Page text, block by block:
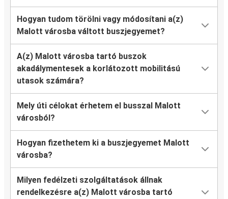
Hogyan tudom törölni vagy módosítani a(z)
Malott városba váltott buszjegyemet?
A(z) Malott városba tartó buszok
akadálymentesek a korlátozott mobilitású
utasok számára?
Mely úti célokat érhetem el busszal Malott
városból?
Hogyan fizethetem ki a buszjegyemet Malott
városba?
Milyen fedélzeti szolgáltatások állnak
rendelkezésre a(z) Malott városba tartó